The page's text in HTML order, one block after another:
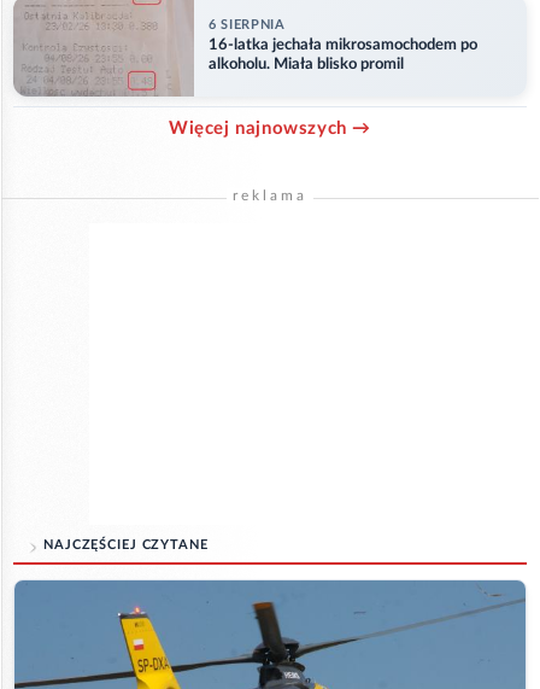
6 SIERPNIA
16-latka jechała mikrosamochodem po
alkoholu. Miała blisko promil
Więcej najnowszych →
reklama
NAJCZĘŚCIEJ CZYTANE